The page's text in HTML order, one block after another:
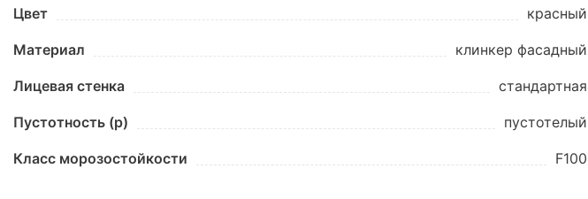
Цвет красный
Материал клинкер фасадный
Лицевая стенка стандартная
Пустотность (p) пустотелый
Класс морозостойкости F100